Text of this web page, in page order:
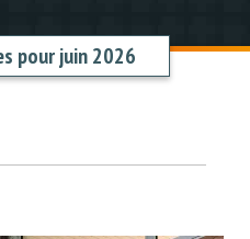
pour juin 2026